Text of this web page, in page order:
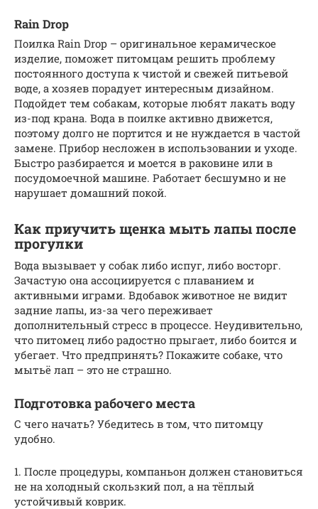
Rain Drop
Поилка Rain Drop – оригинальное керамическое
изделие, поможет питомцам решить проблему
постоянного доступа к чистой и свежей питьевой
воде, а хозяев порадует интересным дизайном.
Подойдет тем собакам, которые любят лакать воду
из-под крана. Вода в поилке активно движется,
поэтому долго не портится и не нуждается в частой
замене. Прибор несложен в использовании и уходе.
Быстро разбирается и моется в раковине или в
посудомоечной машине. Работает бесшумно и не
нарушает домашний покой.
Как приучить щенка мыть лапы после
прогулки
Вода вызывает у собак либо испуг, либо восторг.
Зачастую она ассоциируется с плаванием и
активными играми. Вдобавок животное не видит
задние лапы, из-за чего переживает
дополнительный стресс в процессе. Неудивительно,
что питомец либо радостно прыгает, либо боится и
убегает. Что предпринять? Покажите собаке, что
мытьё лап – это не страшно.
Подготовка рабочего места
С чего начать? Убедитесь в том, что питомцу
удобно.
1. После процедуры, компаньон должен становиться
не на холодный скользкий пол, а на тёплый
устойчивый коврик.